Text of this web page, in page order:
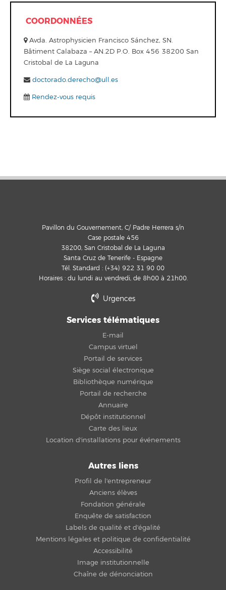
COORDONNÉES
Avda. Astrophysicien Francisco Sánchez, SN.
Bâtiment Calabaza – AN.2D P.O. Box 456 38200 San
Cristobal de La Laguna
doctorado.derecho@ull.es
Rendez-vous requis
Pavillon du Gouvernement, C/ Padre Herrera s/n
Case postale 456
38200, San Cristobal de La Laguna
Santa Cruz de Tenerife - Espagne
Tél. Standard : (+34) 922 31 90 00
Horaires : du lundi au vendredi, de 8h00 à 21h00.
Urgences
Services télématiques
E-mail
Campus virtuel
Portail de services
Siège social électronique
Bibliothèque numérique
Portail de recherche
Annuaire
Dépôt institutionnel
Carte des lieux
Location d'installations pour événements
Autres liens
Profil de l'entrepreneur
Anciens élèves
Fondation générale
Enquête de satisfaction
Labels de qualité et d'égalité
Mentions légales et politique de confidentialité
Accessibilité
Image institutionnelle
Chaîne de dénonciation